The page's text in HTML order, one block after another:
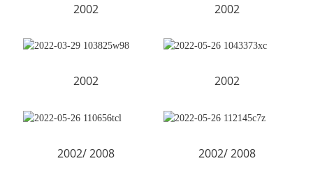
2002 2002
2002 2002
2002/ 2008 2002/ 2008